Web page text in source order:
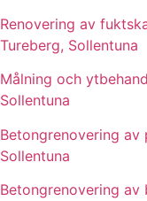
Renovering av
Tureberg, Sollentuna
Målning och
Sollentuna
Betongrenovering av
Sollentuna
Betongrenovering